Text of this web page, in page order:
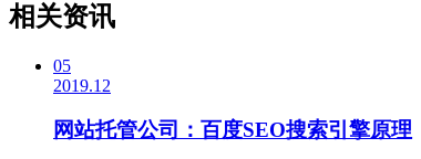
相关资讯
05
2019.12
网站托管公司：百度SEO搜索引擎原理